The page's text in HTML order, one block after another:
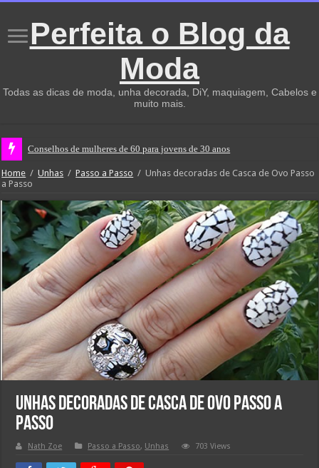
Perfeita o Blog da
Moda
Todas as dicas de moda, unha decorada, DiY, maquiagem, Cabelos e
muito mais.
Conselhos de mulheres de 60 para jovens de 30 anos
Home / Unhas / Passo a Passo / Unhas decoradas de Casca de Ovo Passo
a Passo
Unhas decoradas de Casca de Ovo Passo a
Passo
Nath Zoe Passo a Passo, Unhas 703 Views